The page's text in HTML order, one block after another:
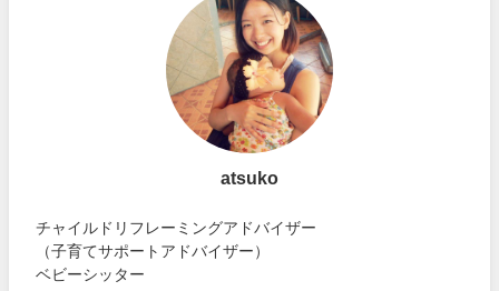
atsuko
チャイルドリフレーミングアドバイザー
（子育てサポートアドバイザー）
ベビーシッター